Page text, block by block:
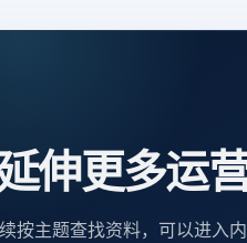
伸更多运
主题查找资料，可以进入